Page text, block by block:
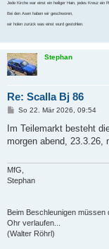
Jede Kirche war einst ein heiliger Hain, jedes Kreuz ein
Bei den Asen haben wir geschworen,
wir holen zurück was einst wurd gestohlen.
Stephan
Re: Scalla Bj 86
B
i
r
So 22. Mär 2026, 09:54
Im Teilemarkt besteht
morgen abend, 23.3.26,
MfG,
Stephan
Beim Beschleunigen
Ohr verlaufen...
(Walter Röhrl)